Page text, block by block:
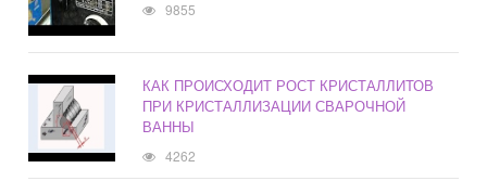
9855
КАК ПРОИСХОДИТ РОСТ КРИСТАЛЛИТОВ
ПРИ КРИСТАЛЛИЗАЦИИ СВАРОЧНОЙ
ВАННЫ
4262